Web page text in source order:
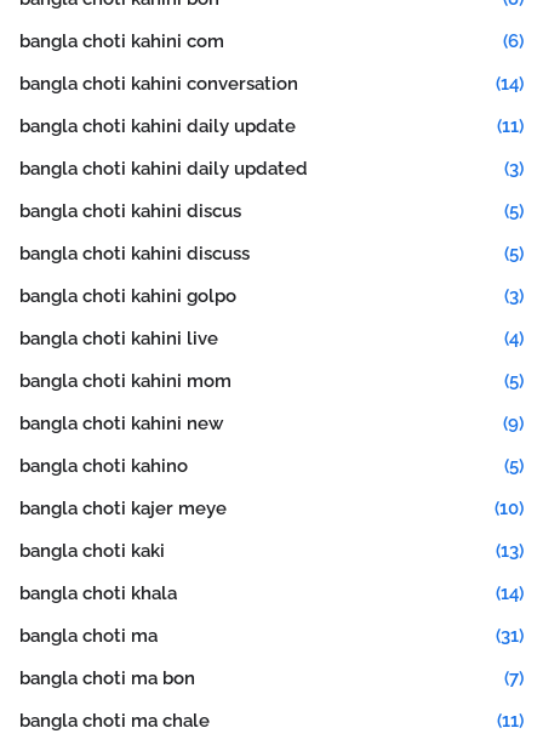
bangla choti kahini com
(6)
bangla choti kahini conversation
(14)
bangla choti kahini daily update
(11)
bangla choti kahini daily updated
(3)
bangla choti kahini discus
(5)
bangla choti kahini discuss
(5)
bangla choti kahini golpo
(3)
bangla choti kahini live
(4)
bangla choti kahini mom
(5)
bangla choti kahini new
(9)
bangla choti kahino
(5)
bangla choti kajer meye
(10)
bangla choti kaki
(13)
bangla choti khala
(14)
bangla choti ma
(31)
bangla choti ma bon
(7)
bangla choti ma chale
(11)